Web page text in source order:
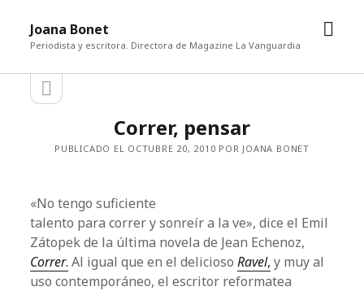
Joana Bonet
Periodista y escritora. Directora de Magazine La Vanguardia
abrir
Barraabrir
barra
Correr, pensar
PUBLICADO EL OCTUBRE 20, 2010 POR JOANA BONET
«No tengo suficiente
talento para correr y sonreír a la ve», dice el Emil
Zátopek de la última novela de Jean Echenoz,
Correr. Al igual que en el deliciosoRavel, y muy al
uso contemporáneo, el escritor reformatea